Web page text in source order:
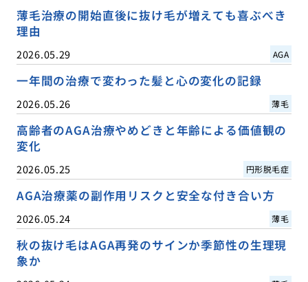
薄毛治療の開始直後に抜け毛が増えても喜ぶべき
理由
2026.05.29 AGA
一年間の治療で変わった髪と心の変化の記録
2026.05.26 薄毛
高齢者のAGA治療やめどきと年齢による価値観の
変化
2026.05.25 円形脱毛症
AGA治療薬の副作用リスクと安全な付き合い方
2026.05.24 薄毛
秋の抜け毛はAGA再発のサインか季節性の生理現
象か